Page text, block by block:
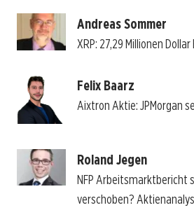
Andreas Sommer
XRP: 27,29 Millionen
Felix Baarz
Aixtron Aktie: JPMorgan
Roland Jegen
NFP Arbeitsmarktbericht
verschoben?